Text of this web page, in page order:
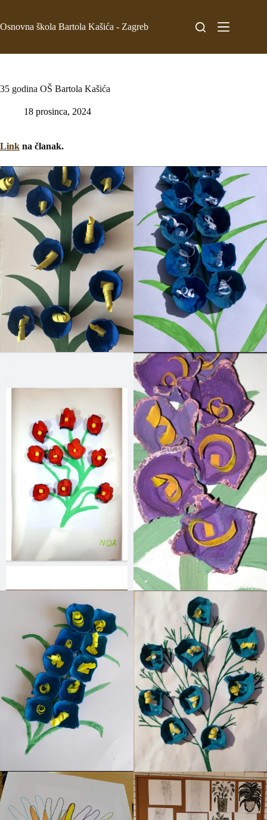
Osnovna škola Bartola Kašića - Zagreb
35 godina OŠ Bartola Kašića
18 prosinca, 2024
Link na članak.